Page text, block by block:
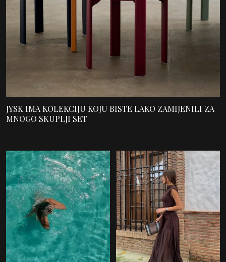
JYSK IMA KOLEKCIJU KOJU BISTE LAKO ZAMIJENILI ZA
MNOGO SKUPLJI SET